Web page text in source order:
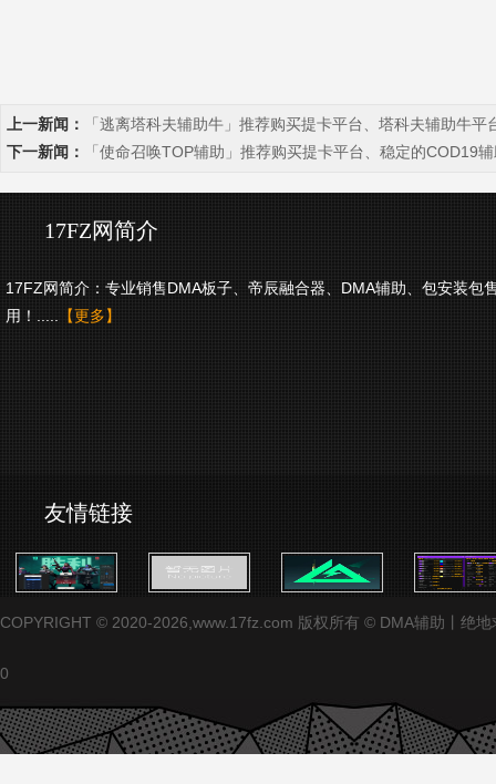
上一新闻：
「逃离塔科夫辅助牛」推荐购买提卡平台、塔科夫辅助牛平
下一新闻：
「使命召唤TOP辅助」推荐购买提卡平台、稳定的COD19
17FZ网简介
17FZ网简介：专业销售DMA板子、帝辰融合器、DMA辅助、包安装包
用！.....
【更多】
友情链接
COPYRIGHT © 2020-2026,www.17fz.com 版权所有 © DMA辅助丨绝
0